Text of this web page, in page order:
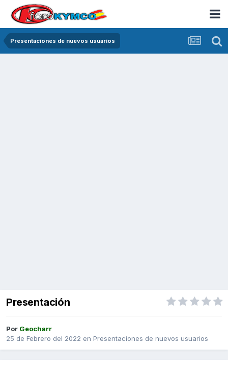
Presentaciones de nuevos usuarios
Presentación
Por Geocharr
25 de Febrero del 2022 en Presentaciones de nuevos usuarios